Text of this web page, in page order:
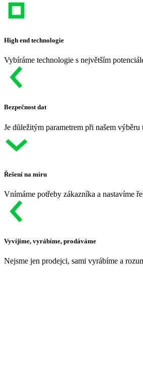
High end technologie
Vybíráme technologie s největším
Bezpečnost dat
Je důležitým parametrem při našem
Řešení na míru
Vnímáme potřeby zákazníka a nastavíme
Vyvíjíme, vyrábíme, prodáváme
Nejsme jen prodejci, sami vyrábíme a